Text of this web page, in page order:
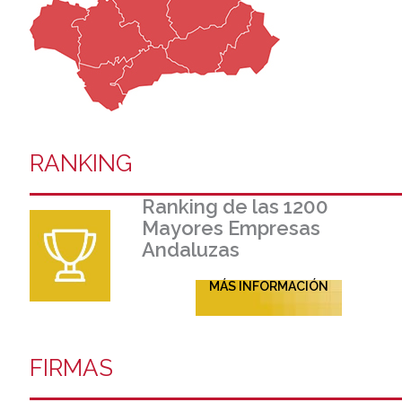
RANKING
Ranking de las 1200
Mayores Empresas
Andaluzas
MÁS INFORMACIÓN
FIRMAS